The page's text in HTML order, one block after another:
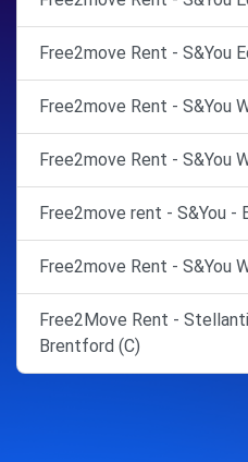
Free2move Rent - S&You
Free2move Rent - S&You
Free2move Rent - S&You
Free2move rent - S&You -
Free2move Rent - S&You
Free2Move Rent -
Brentford (C)